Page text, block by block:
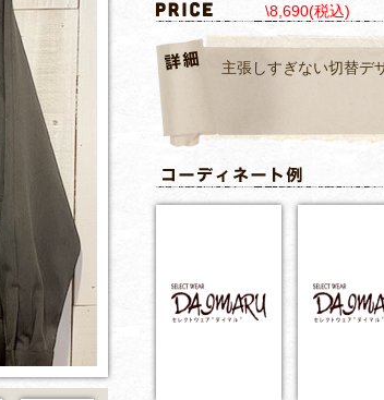
\8,690(税込)
主張しすぎない切替デ